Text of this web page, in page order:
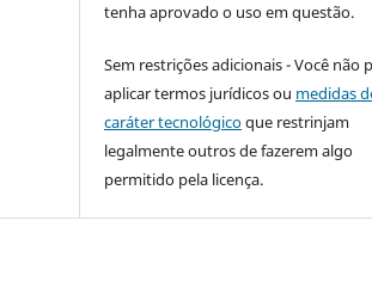
tenha aprovado o uso em questão.
Sem restrições adicionais - Você não
aplicar termos jurídicos ou medidas
caráter tecnológicoque restrinjam
legalmente outros de fazerem algo
permitido pela licença.